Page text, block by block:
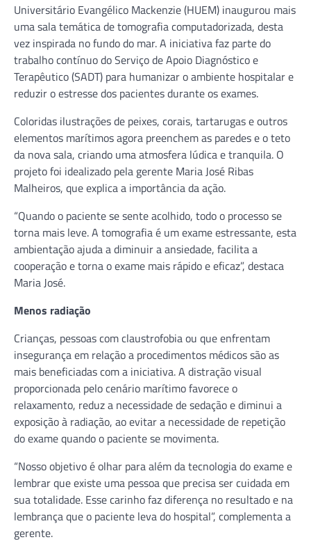
Universitário Evangélico Mackenzie (HUEM) inaugurou mais
uma sala temática de tomografia computadorizada, desta
vez inspirada no fundo do mar. A iniciativa faz parte do
trabalho contínuo do Serviço de Apoio Diagnóstico e
Terapêutico (SADT) para humanizar o ambiente hospitalar e
reduzir o estresse dos pacientes durante os exames.
Coloridas ilustrações de peixes, corais, tartarugas e outros
elementos marítimos agora preenchem as paredes e o teto
da nova sala, criando uma atmosfera lúdica e tranquila. O
projeto foi idealizado pela gerente Maria José Ribas
Malheiros, que explica a importância da ação.
“Quando o paciente se sente acolhido, todo o processo se
torna mais leve. A tomografia é um exame estressante, esta
ambientação ajuda a diminuir a ansiedade, facilita a
cooperação e torna o exame mais rápido e eficaz”, destaca
Maria José.
Menos radiação
Crianças, pessoas com claustrofobia ou que enfrentam
insegurança em relação a procedimentos médicos são as
mais beneficiadas com a iniciativa. A distração visual
proporcionada pelo cenário marítimo favorece o
relaxamento, reduz a necessidade de sedação e diminui a
exposição à radiação, ao evitar a necessidade de repetição
do exame quando o paciente se movimenta.
“Nosso objetivo é olhar para além da tecnologia do exame e
lembrar que existe uma pessoa que precisa ser cuidada em
sua totalidade. Esse carinho faz diferença no resultado e na
lembrança que o paciente leva do hospital”, complementa a
gerente.